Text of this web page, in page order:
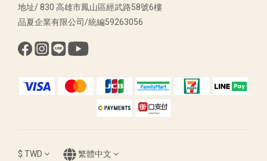
地址/ 830 高雄市鳳山區經武路58號6樓
品夏企業有限公司/統編59263056
$ TWD 繁體中文